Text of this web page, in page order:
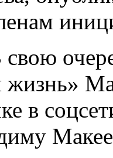
жизнь»
в